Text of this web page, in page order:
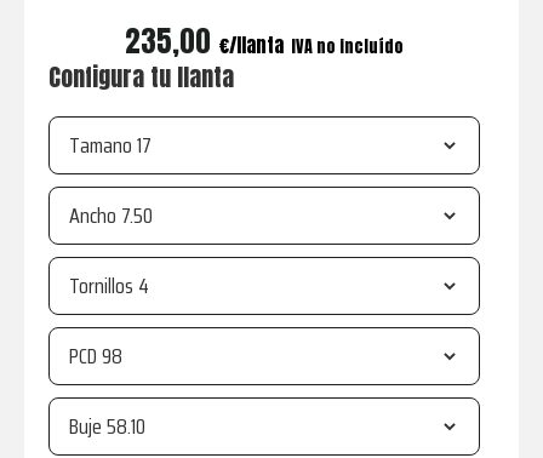
235,00 € IVA no incluído
Configura tu llanta
Tamano
Ancho
Tornillos
PCD
Buje